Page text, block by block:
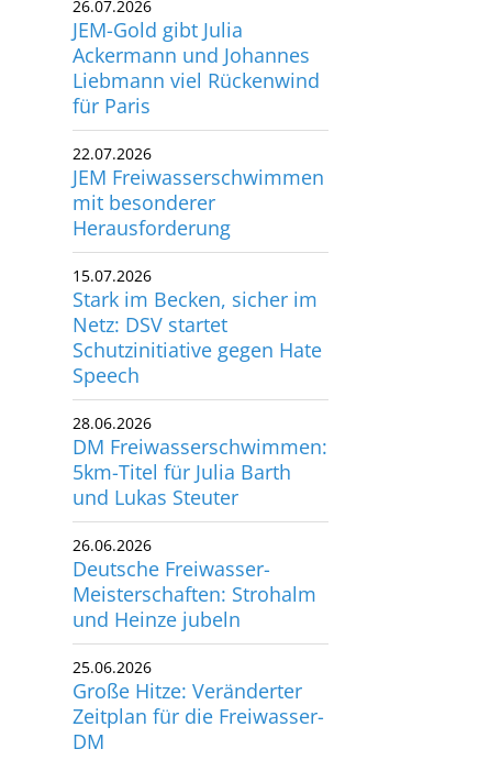
26.07.2026
JEM-Gold gibt Julia
Ackermann und Johannes
Liebmann viel Rückenwind
für Paris
22.07.2026
JEM Freiwasserschwimmen
mit besonderer
Herausforderung
15.07.2026
Stark im Becken, sicher im
Netz: DSV startet
Schutzinitiative gegen Hate
Speech
28.06.2026
DM Freiwasserschwimmen:
5km-Titel für Julia Barth
und Lukas Steuter
26.06.2026
Deutsche Freiwasser-
Meisterschaften: Strohalm
und Heinze jubeln
25.06.2026
Große Hitze: Veränderter
Zeitplan für die Freiwasser-
DM